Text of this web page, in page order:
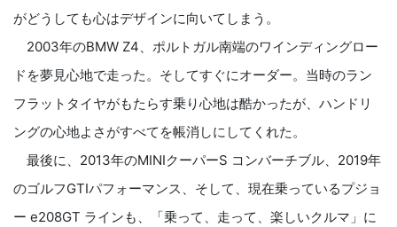
がどうしても心はデザインに向いてしまう。
2003年のBMW Z4、ポルトガル南端のワインディングロー
ドを夢見心地で走った。そしてすぐにオーダー。当時のラン
フラットタイヤがもたらす乗り心地は酷かったが、ハンドリ
ングの心地よさがすべてを帳消しにしてくれた。
最後に、2013年のMINIクーパーS コンバーチブル、2019年
のゴルフGTIパフォーマンス、そして、現在乗っているプジョ
ー e208GT ラインも、「乗って、走って、楽しいクルマ」に